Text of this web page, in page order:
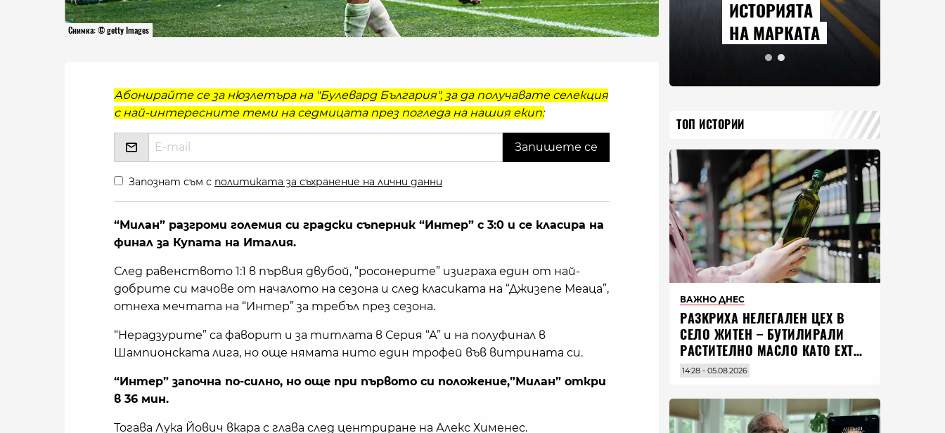
Снимка: © getty Images
Абонирайте се за нюзлетъра на "Булевард България", за да получавате селекция
с най-интересните теми на седмицата през погледа на нашия екип:
Запознат съм с политиката за съхранение на лични данни
“Милан” разгроми големия си градски съперник “Интер” с 3:0 и се класира на
финал за Купата на Италия.
След равенството 1:1 в първия двубой, “росонерите” изиграха един от най-
добрите си мачове от началото на сезона и след класиката на “Джизепе Меаца”,
отнеха мечтата на “Интер” за требъл през сезона.
“Нерадзурите” са фаворит и за титлата в Серия “А” и на полуфинал в
Шампионската лига, но още нямата нито един трофей във витрината си.
“Интер” започна по-силно, но още при първото си положение,”Милан” откри
в 36 мин.
Тогава Лука Йович вкара с глава след центриране на Алекс Хименес.
ИСТОРИЯТА
НА МАРКАТА
ТОП ИСТОРИИ
ВАЖНО ДНЕС
РАЗКРИХА НЕЛЕГАЛЕН ЦЕХ В
СЕЛО ЖИТЕН – БУТИЛИРАЛИ
РАСТИТЕЛНО МАСЛО КАТО EXTRA
VIRGIN ЗЕХТИН
14:28 - 05.08.2026